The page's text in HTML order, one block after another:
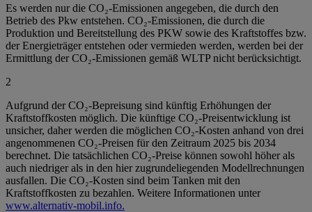
Es werden nur die CO₂-Emissionen angegeben, die durch den
Betrieb des Pkw entstehen. CO₂-Emissionen, die durch die
Produktion und Bereitstellung des PKW sowie des Kraftstoffes bzw.
der Energieträger entstehen oder vermieden werden, werden bei der
Ermittlung der CO₂-Emissionen gemäß WLTP nicht berücksichtigt.
2
Aufgrund der CO₂-Bepreisung sind künftig Erhöhungen der
Kraftstoffkosten möglich. Die künftige CO₂-Preisentwicklung ist
unsicher, daher werden die möglichen CO₂-Kosten anhand von drei
angenommenen CO₂-Preisen für den Zeitraum 2025 bis 2034
berechnet. Die tatsächlichen CO₂-Preise können sowohl höher als
auch niedriger als in den hier zugrundeliegenden Modellrechnungen
ausfallen. Die CO₂-Kosten sind beim Tanken mit den
Kraftstoffkosten zu bezahlen. Weitere Informationen unter
www.alternativ-mobil.info.